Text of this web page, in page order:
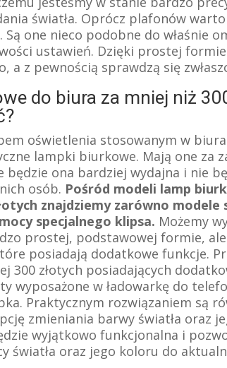
światła. Oprócz plafonów
one nieco podobne do właśnie
ustawień. Dzięki prostej
a z pewnością sprawdzą się
do biura za mniej niż
oświetlenia stosowanym w
lampki biurkowe. Mają one za
będzie ona bardziej wydajna i nie
osób. Pośród modeli lamp
znajdziemy zarówno modele
specjalnego klipsa. Możemy
prostej, podstawowej formie,
posiadają dodatkowe funkcje.
300 złotych posiadających
wyposażone w ładowarkę do
Praktycznym rozwiązaniem są
zmieniania barwy światła oraz
wyjątkowo funkcjonalna i
światła oraz jego koloru do